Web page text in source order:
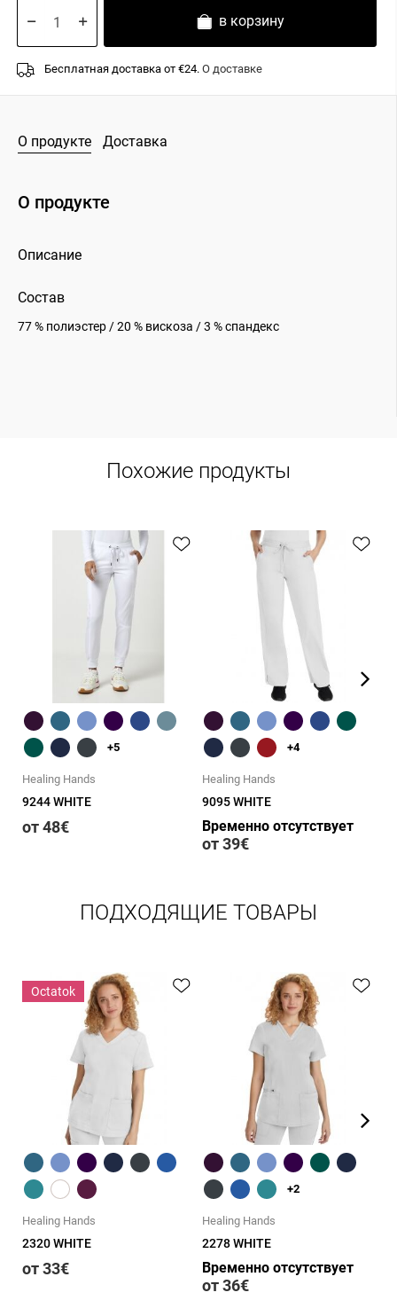
в корзину
Бесплатная доставка от €24. О доставке
О продукте Доставка
О продукте
Описание
Состав
77 % полиэстер / 20 % вискоза / 3 % спандекс
Похожие продукты
Быстрый обзор
+5
Healing Hands
9244 WHITE
от 48€
Быстрый обзор
+4
Healing Hands
9095 WHITE
Временно отсутствует
от 39€
ПОДХОДЯЩИЕ ТОВАРЫ
Оctatok
Быстрый обзор
Healing Hands
2320 WHITE
от 33€
Быстрый обзор
+2
Healing Hands
2278 WHITE
Временно отсутствует
от 36€